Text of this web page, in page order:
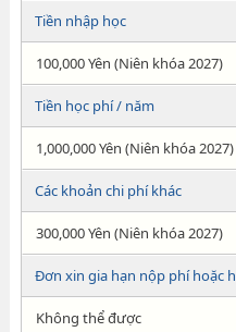
Tiền nhập học
100,000 Yên (Niên khóa 2027)
Tiền học phí / năm
1,000,000 Yên (Niên khóa 2027)
Các khoản chi phí khác
300,000 Yên (Niên khóa 2027)
Đơn xin gia hạn nộp phí hoặc
Không thể được